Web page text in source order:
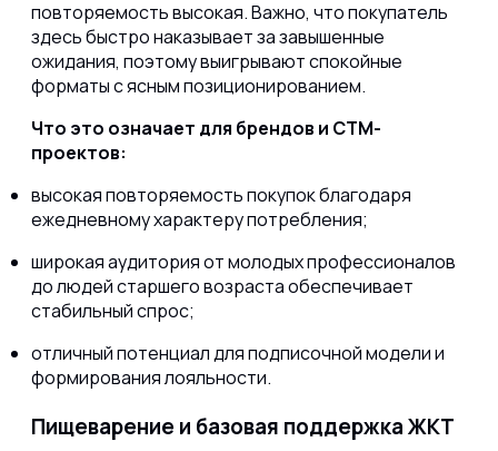
повторяемость высокая. Важно, что покупатель
здесь быстро наказывает за завышенные
ожидания, поэтому выигрывают спокойные
форматы с ясным позиционированием.
Что это означает для брендов и СТМ-
проектов:
высокая повторяемость покупок благодаря
ежедневному характеру потребления;
широкая аудитория от молодых профессионалов
до людей старшего возраста обеспечивает
стабильный спрос;
отличный потенциал для подписочной модели и
формирования лояльности.
Пищеварение и базовая поддержка ЖКТ